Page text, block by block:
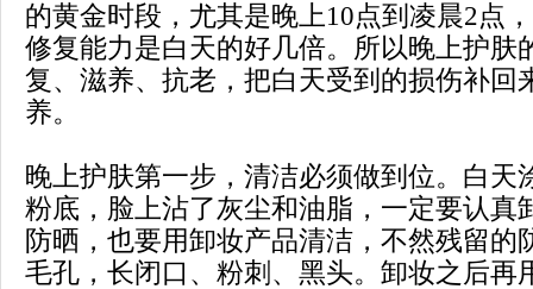
的黄金时段，尤其是晚上10点到凌晨2点
修复能力是白天的好几倍。所以晚上护肤
复、滋养、抗老，把白天受到的损伤补回
养。
晚上护肤第一步，清洁必须做到位。白天
粉底，脸上沾了灰尘和油脂，一定要认真
防晒，也要用卸妆产品清洁，不然残留的
毛孔，长闭口、粉刺、黑头。卸妆之后再